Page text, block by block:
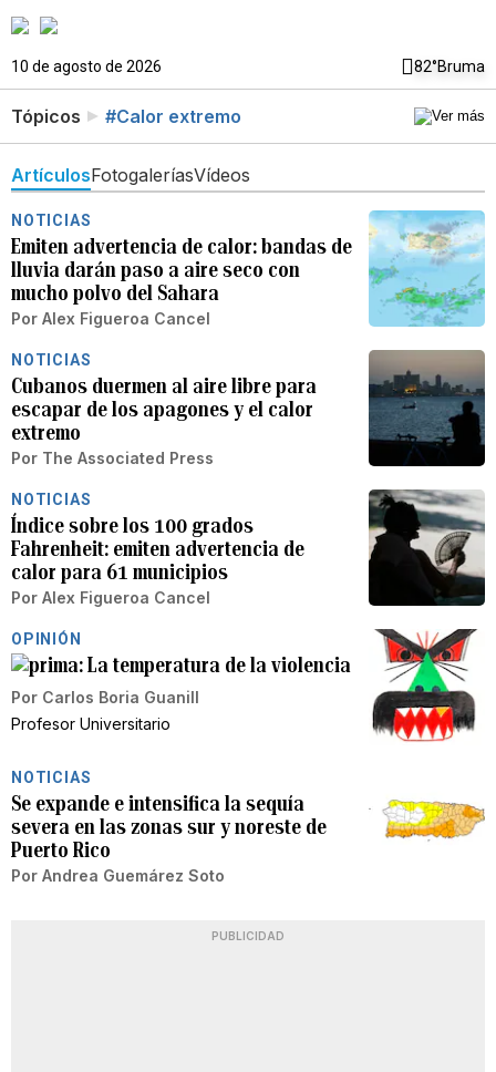
10 de agosto de 2026 82°Bruma
Tópicos #Calor extremo
ArtículosFotogaleríasVídeos
NOTICIAS
Emiten advertencia de calor: bandas de
lluvia darán paso a aire seco con
mucho polvo del Sahara
Por Alex Figueroa Cancel
NOTICIAS
Cubanos duermen al aire libre para
escapar de los apagones y el calor
extremo
Por The Associated Press
NOTICIAS
Índice sobre los 100 grados
Fahrenheit: emiten advertencia de
calor para 61 municipios
Por Alex Figueroa Cancel
OPINIÓN
La temperatura de la violencia
Por Carlos Boria Guanill
Profesor Universitario
NOTICIAS
Se expande e intensifica la sequía
severa en las zonas sur y noreste de
Puerto Rico
Por Andrea Guemárez Soto
PUBLICIDAD